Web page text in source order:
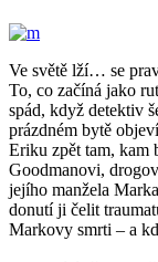
Ve světě lží… se
To, co začíná jako
spád, když detektiv
prázdném bytě
Eriku zpět tam, kam
Goodmanovi,
jejího manžela
donutí ji čelit
Markovy smrti – a